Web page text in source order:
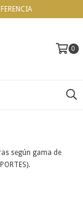
0
según gama de